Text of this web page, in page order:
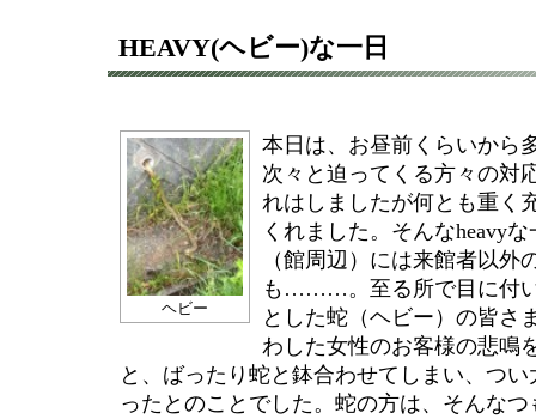
HEAVY(ヘビー)な一日
ヘビー
本日は、お昼前くらいから
次々と迫ってくる方々の対
れはしましたが何とも重く
くれました。そんなheavy
（館周辺）には来館者以外
も………。至る所で目に付
とした蛇（ヘビー）の皆さ
わした女性のお客様の悲鳴
と、ばったり蛇と鉢合わせてしまい、つ
ったとのことでした。蛇の方は、そんな